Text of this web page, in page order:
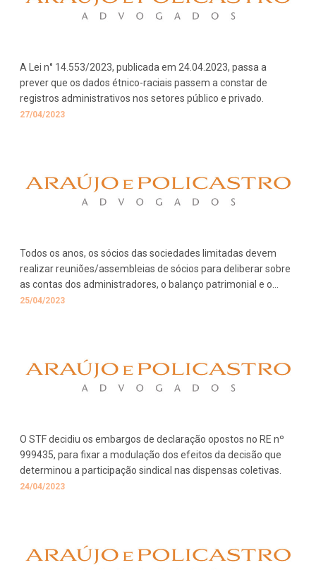
A Lei n° 14.553/2023, publicada em 24.04.2023, passa a
prever que os dados étnico-raciais passem a constar de
registros administrativos nos setores público e privado.
27/04/2023
Todos os anos, os sócios das sociedades limitadas devem
realizar reuniões/assembleias de sócios para deliberar sobre
as contas dos administradores, o balanço patrimonial e o
resultado econômico.
25/04/2023
O STF decidiu os embargos de declaração opostos no RE nº
999435, para fixar a modulação dos efeitos da decisão que
determinou a participação sindical nas dispensas coletivas.
24/04/2023